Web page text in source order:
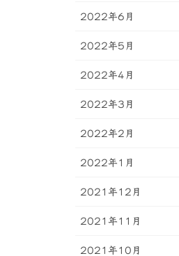
2022年6月
2022年5月
2022年4月
2022年3月
2022年2月
2022年1月
2021年12月
2021年11月
2021年10月